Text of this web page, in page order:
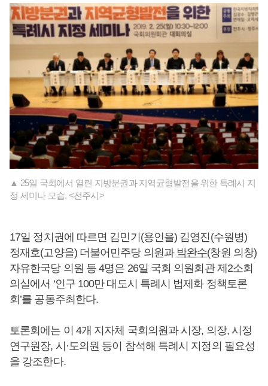
▲ 25일 국회에서 열린 지방분권과 지역균형발전을 위한 특례시 지
정 세미나 모습. <전주시>
17일 정치권에 따르면 김민기(용인을) 김영진(수원병)
정재호(고양을) 더불어민주당 의원과 박완수(창원 의창)
자유한국당 의원 등 4명은 26일 국회 의원회관 제2소회
의실에서 ‘인구 100만 대도시 특례시 법제화 정책토론
회’를 공동주최한다.
토론회에는 이 4개 지자체 국회의원과 시장, 의장, 시정
연구원장, 시·도의원 등이 참석해 특례시 지정의 필요성
을 강조한다.